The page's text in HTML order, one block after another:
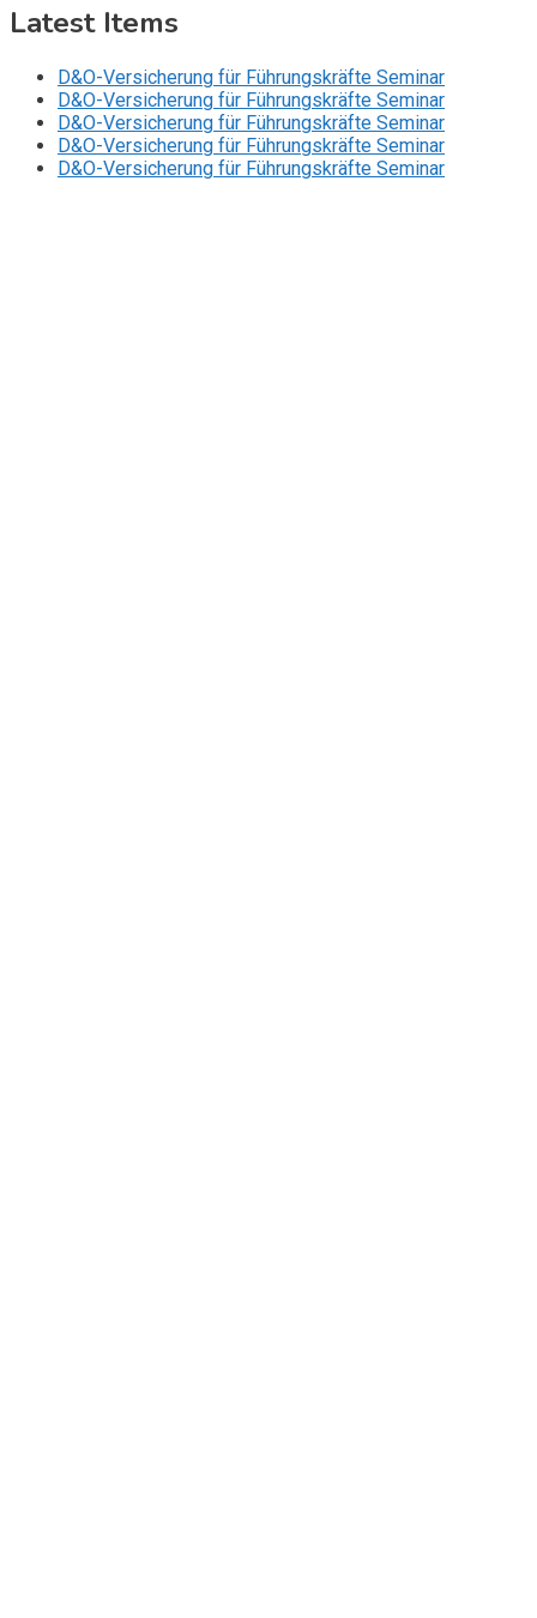
Latest Items
D&O-Versicherung für Führungskräfte Seminar
D&O-Versicherung für Führungskräfte Seminar
D&O-Versicherung für Führungskräfte Seminar
D&O-Versicherung für Führungskräfte Seminar
D&O-Versicherung für Führungskräfte Seminar